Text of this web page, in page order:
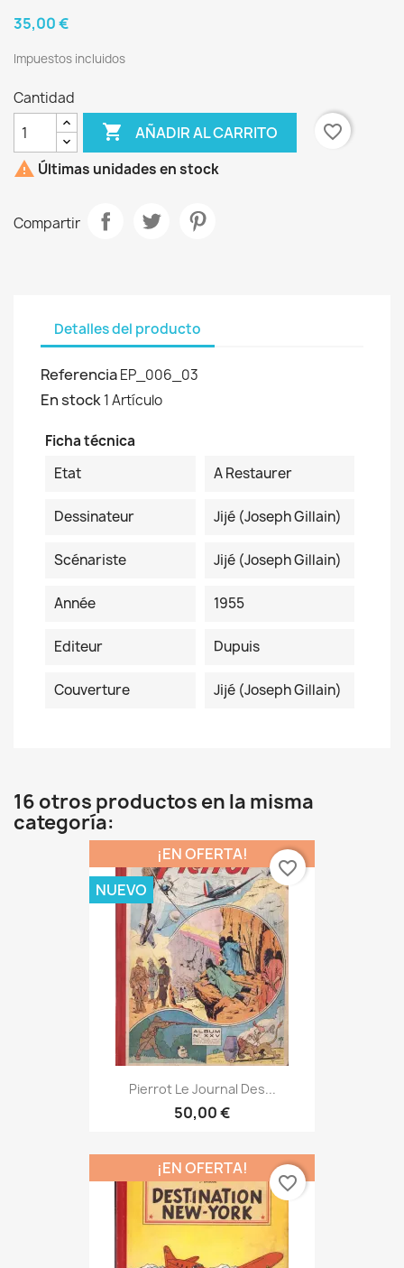
35,00 €
Impuestos incluidos
Cantidad
 AÑADIR AL CARRITO
favorite_border
 Últimas unidades en stock
Compartir
Detalles del producto
ReferenciaEP_006_03
En stock1 Artículo
Ficha técnica
Etat
A Restaurer
Dessinateur Jijé (Joseph Gillain)
Scénariste Jijé (Joseph Gillain)
Année 1955
Editeur Dupuis
Couverture Jijé (Joseph Gillain)
16 otros productos en la misma
categoría:
Pierrot Le Journal Des...
50,00 €
¡EN OFERTA!
NUEVO
favorite_border
¡EN OFERTA!
favorite_border